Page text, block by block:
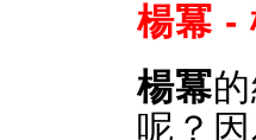
楊冪 -
楊冪
呢？